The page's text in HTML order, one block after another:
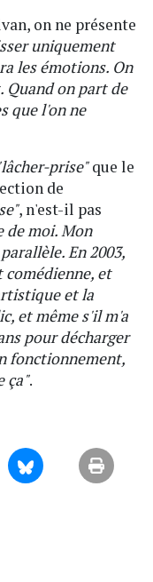
on ne présente
uniquement
les émotions. On
Quand on part de
que l'on ne
prise"que le
de
, n'est-il pas
de moi. Mon
En 2003,
comédienne, et
et la
et même s'il m'a
pour décharger
fonctionnement,
ça".